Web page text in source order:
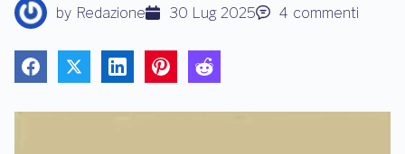
o
by Redazione 30 Lug 2025 4 commenti